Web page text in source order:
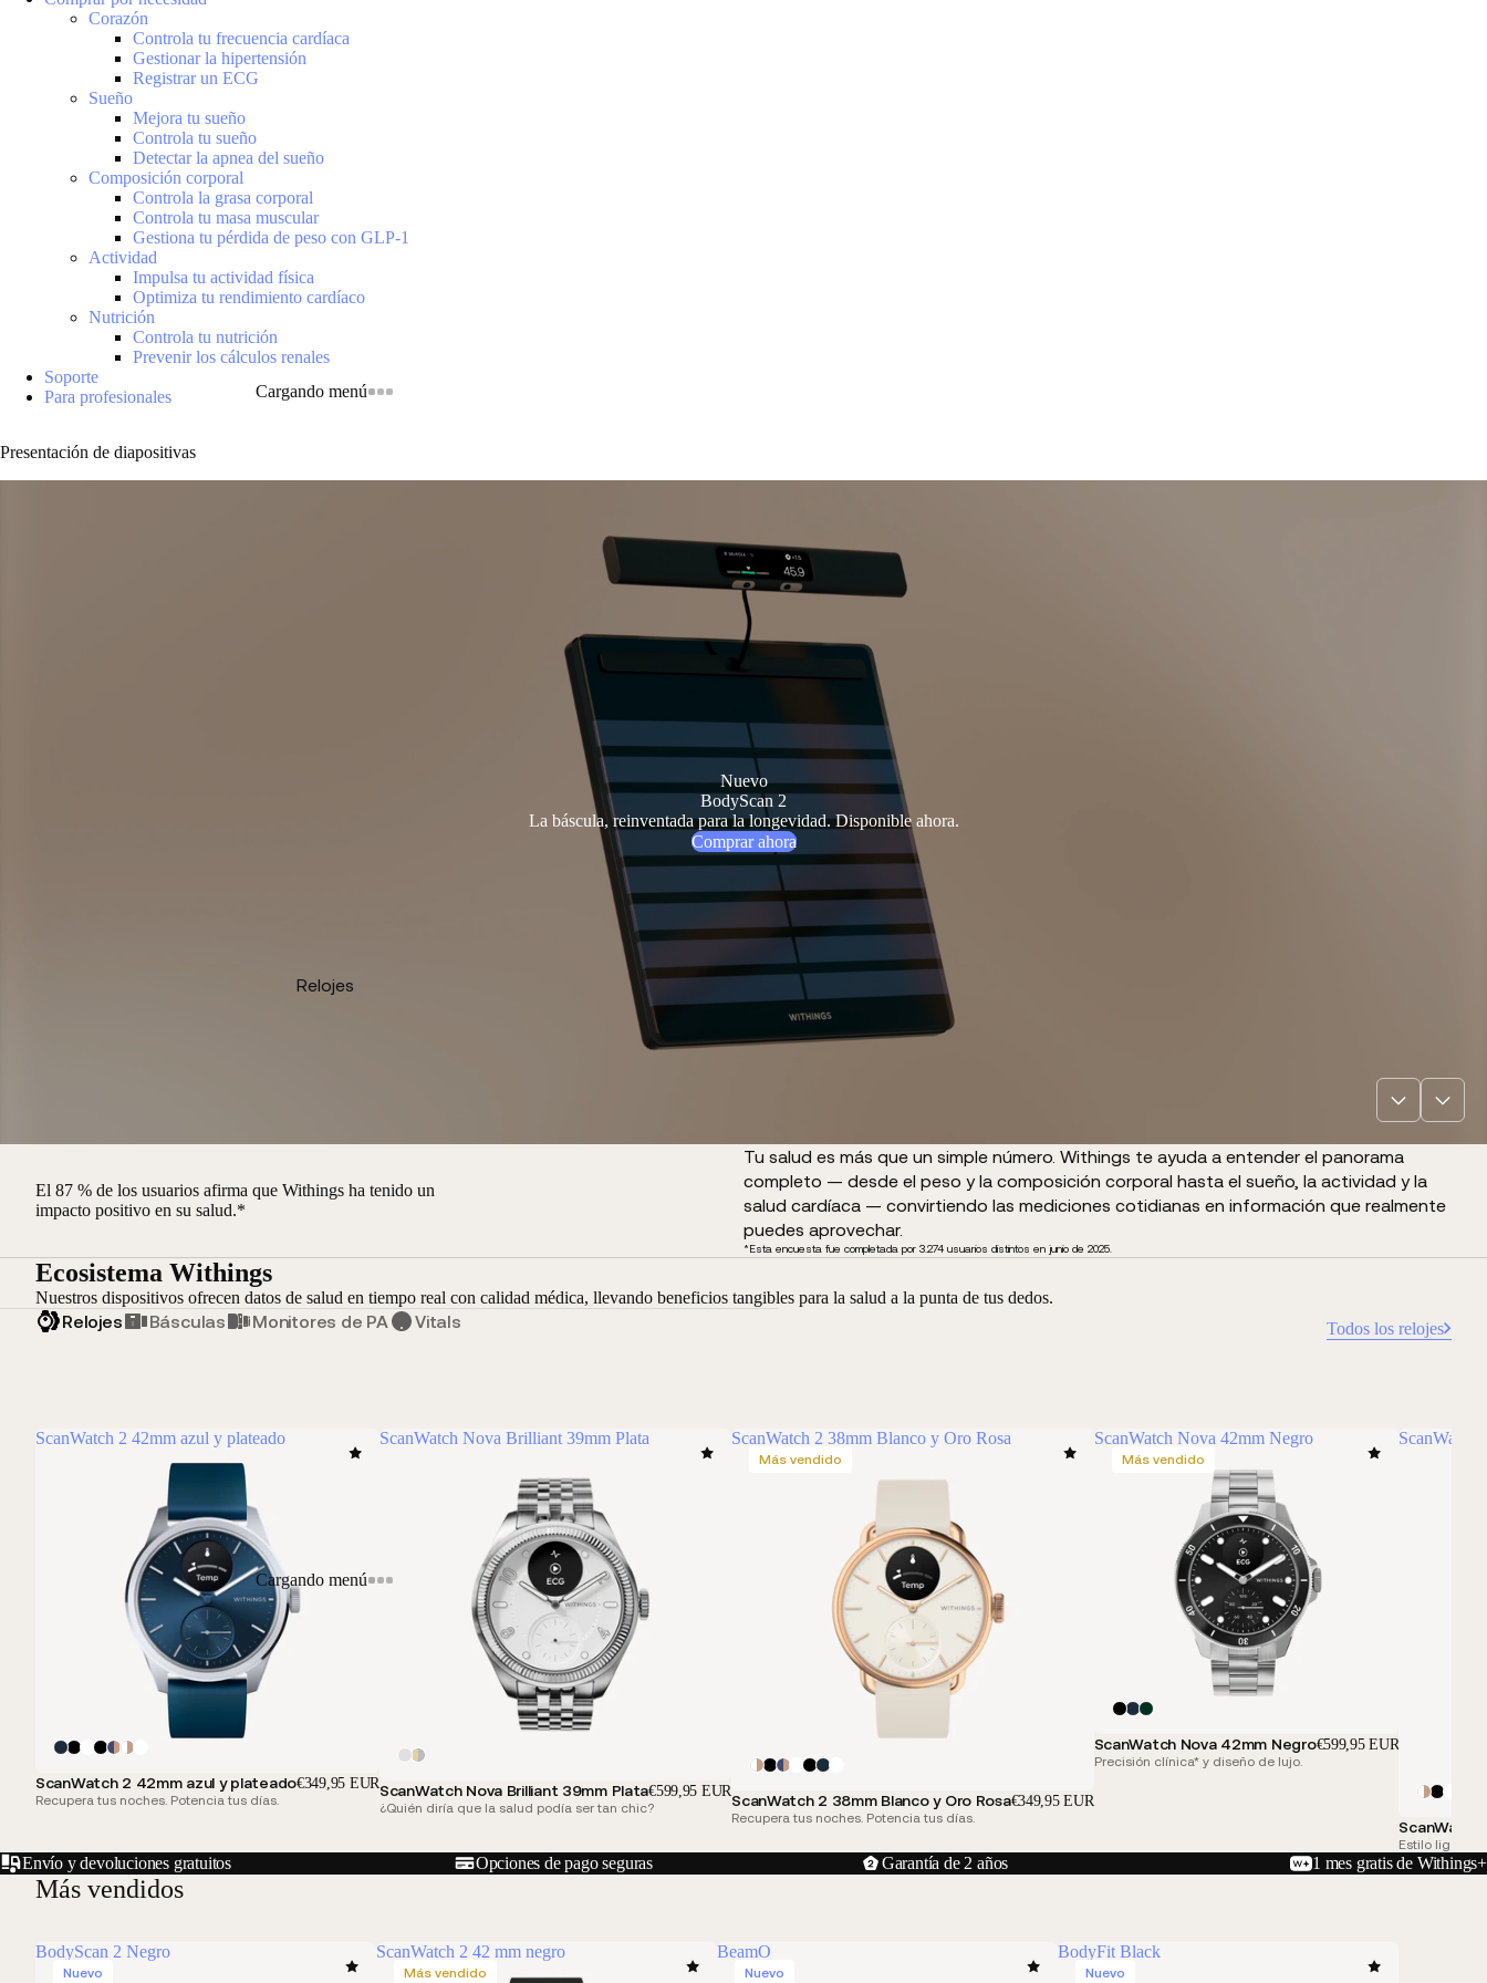
Cargando menú
Relojes
Cargando menú
Corazón
Controla tu frecuencia cardíaca
Gestionar la hipertensión
Registrar un ECG
Sueño
Mejora tu sueño
Controla tu sueño
Detectar la apnea del sueño
Composición corporal
Controla la grasa corporal
Controla tu masa muscular
Gestiona tu pérdida de peso con GLP-1
Actividad
Impulsa tu actividad física
Optimiza tu rendimiento cardíaco
Nutrición
Controla tu nutrición
Prevenir los cálculos renales
Soporte
Para profesionales
Presentación de diapositivas
Nuevo
BodyScan 2
La báscula, reinventada para la longevidad. Disponible ahora.
Comprar ahora
El 87 % de los usuarios afirma que Withings ha tenido un
impacto positivo en su salud.*
Tu salud es más que un simple número. Withings te ayuda a entender el panorama
completo — desde el peso y la composición corporal hasta el sueño, la actividad y la
salud cardíaca — convirtiendo las mediciones cotidianas en información que realmente
puedes aprovechar.
*Esta encuesta fue completada por 3.274 usuarios distintos en junio de 2025.
Ecosistema Withings
Nuestros dispositivos ofrecen datos de salud en tiempo real con calidad médica, llevando beneficios tangibles para la salud a la punta de tus dedos.
Relojes Básculas Monitores de PA Vitals Todos los relojes
ScanWatch 2 42mm azul y plateado
ScanWatch 2 42mm azul y plateado€349,95 EUR
Recupera tus noches. Potencia tus días.
ScanWatch Nova Brilliant 39mm Plata
ScanWatch Nova Brilliant 39mm Plata€599,95 EUR
¿Quién diría que la salud podía ser tan chic?
ScanWatch 2 38mm Blanco y Oro Rosa
Más vendido
ScanWatch 2 38mm Blanco y Oro Rosa€349,95 EUR
Recupera tus noches. Potencia tus días.
ScanWatch Nova 42mm Negro
Más vendido
ScanWatch Nova 42mm Negro€599,95 EUR
Precisión clínica* y diseño de lujo.
ScanWatch
ScanWatch
Estilo ligero.
Envío y devoluciones gratuitos Opciones de pago seguras Garantía de 2 años 1 mes gratis de Withings+
Más vendidos
BodyScan 2 Negro
Nuevo
ScanWatch 2 42 mm negro
Más vendido
BeamO
Nuevo
BodyFit Black
Nuevo